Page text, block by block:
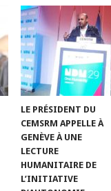
LE PRÉSIDENT DU
CEMSRM APPELLE À
GENÈVE À UNE
LECTURE
HUMANITAIRE DE
L’INITIATIVE